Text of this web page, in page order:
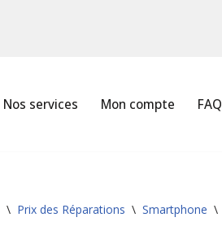
Nos services Mon compte FAQ
\ Prix des Réparations \ Smartphone \